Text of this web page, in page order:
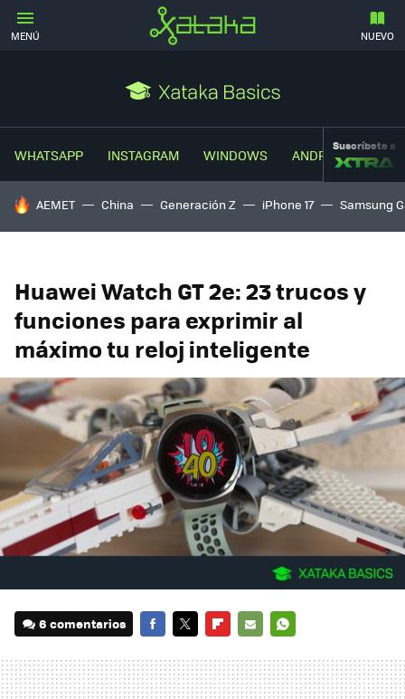
MENÚ NUEVO
WHATSAPP INSTAGRAM WINDOWS ANDROIDSuscríbete a
HOY SE HABLA DE
AEMET China Generación Z iPhone 17 Samsung
Huawei Watch GT 2e: 23 trucos y
funciones para exprimir al
máximo tu reloj inteligente
6 comentarios
MAIL